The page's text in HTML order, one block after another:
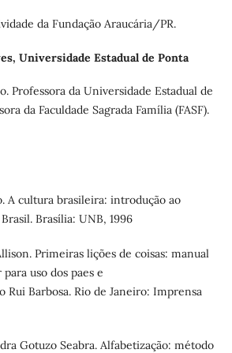
da Fundação Araucária/PR.
Universidade Estadual de Ponta
Professora da Universidade Estadual de
da Faculdade Sagrada Família (FASF).
A cultura brasileira: introdução ao
Brasília: UNB, 1996
Primeiras lições de coisas: manual
uso dos paes e
Barbosa. Rio de Janeiro: Imprensa
Gotuzo Seabra. Alfabetização: método